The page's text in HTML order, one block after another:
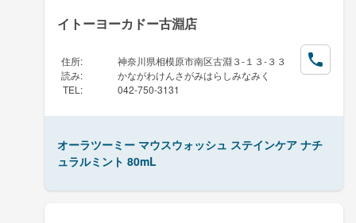
イトーヨーカドー古淵店
住所:
神奈川県相模原市南区古淵３-１３-３３
読み:
かながわけんさがみはらしみなみく
TEL : 042-750-3131
オーラツーミー マウスウォッシュ ステインケア ナチ
ュラルミント 80mL